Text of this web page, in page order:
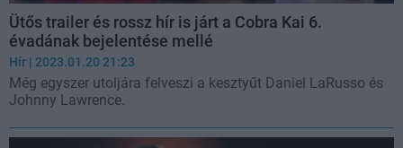
Ütős trailer és rossz hír is járt a Cobra Kai 6.
évadának bejelentése mellé
Hír | 2023.01.20 21:23
Még egyszer utoljára felveszi a kesztyűt Daniel LaRusso és
Johnny Lawrence.